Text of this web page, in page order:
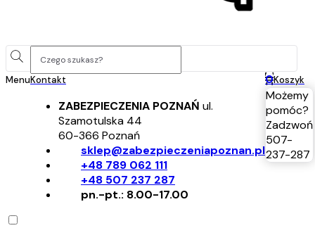
MenuKontakt
ZABEZPIECZENIA POZNAŃ ul.
Szamotulska 44
60-366 Poznań
sklep@zabezpieczeniapoznan.pl
+48 789 062 111
+48 507 237 287
pn.-pt.: 8.00-17.00
0Koszyk
Możemy
pomóc?
Zadzwoń
507-
237-287